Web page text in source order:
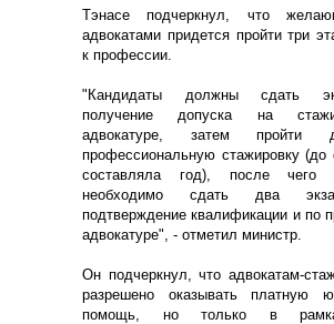
Тэнасе подчеркнул, что
адвокатами придется пройти три
к профессии.
"Кандидаты должны сдать
получение допуска на
адвокатуре, затем пройти
профессиональную стажировку (до
составляла год), после чего
необходимо сдать два
подтверждение квалификации и по
адвокатуре", - отметил министр.
Он подчеркнул, что адвокатам-
разрешено оказывать платную
помощь, но только в